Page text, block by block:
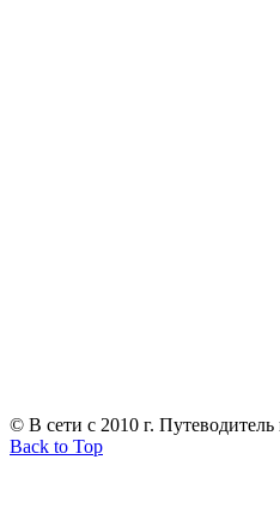
© В сети с 2010 г.
Back to Top